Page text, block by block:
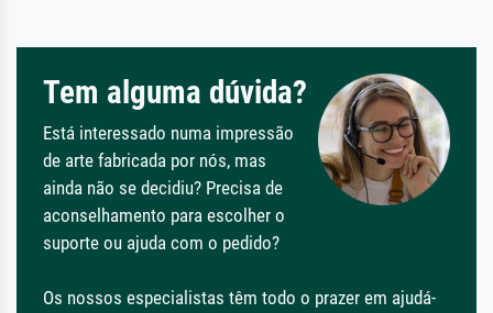
Tem alguma dúvida?
Está interessado numa impressão
de arte fabricada por nós, mas
ainda não se decidiu? Precisa de
aconselhamento para escolher o
suporte ou ajuda com o pedido?
Os nossos especialistas têm todo o prazer em ajudá-